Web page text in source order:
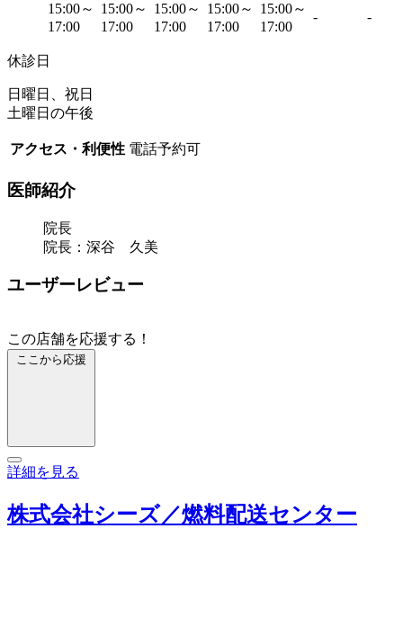
15:00～
17:00
15:00～
17:00
15:00～
17:00
15:00～
17:00
15:00～
17:00
- -
休診日
日曜日、祝日
土曜日の午後
アクセス・利便性 電話予約可
医師紹介
院長
院長：深谷 久美
ユーザーレビュー
この店舗を応援する！
ここから応援
詳細を見る
株式会社シーズ／燃料配送センター